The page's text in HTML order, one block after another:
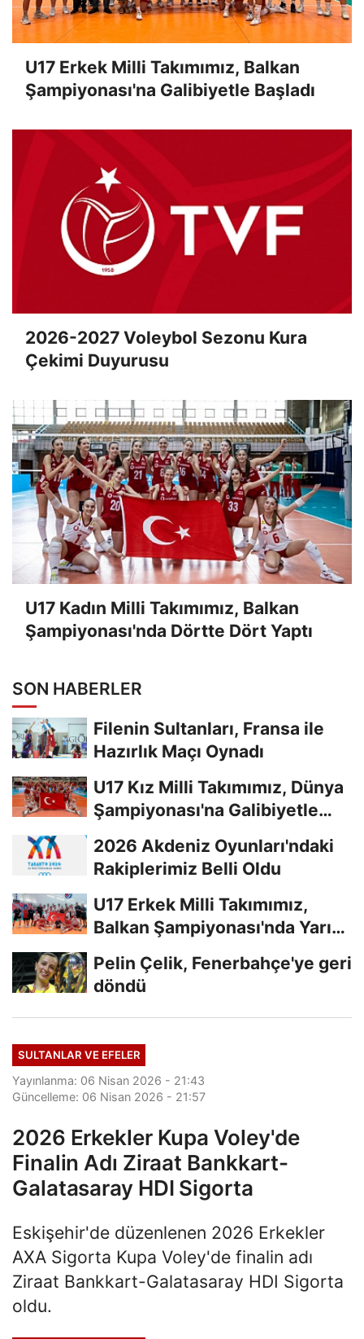
U17 Erkek Milli Takımımız, Balkan
Şampiyonası'na Galibiyetle Başladı
2026-2027 Voleybol Sezonu Kura
Çekimi Duyurusu
U17 Kadın Milli Takımımız, Balkan
Şampiyonası'nda Dörtte Dört Yaptı
SON HABERLER
Filenin Sultanları, Fransa ile
Hazırlık Maçı Oynadı
U17 Kız Milli Takımımız, Dünya
Şampiyonası'na Galibiyetle
2026 Akdeniz Oyunları'ndaki
Rakiplerimiz Belli Oldu
U17 Erkek Milli Takımımız,
Balkan Şampiyonası'nda Yarı
Pelin Çelik, Fenerbahçe'ye geri
döndü
SULTANLAR VE EFELER
Yayınlanma: 06 Nisan 2026 - 21:43
Güncelleme: 06 Nisan 2026 - 21:57
2026 Erkekler Kupa Voley'de
Finalin Adı Ziraat Bankkart-
Galatasaray HDI Sigorta
Eskişehir'de düzenlenen 2026 Erkekler
AXA Sigorta Kupa Voley'de finalin adı
Ziraat Bankkart-Galatasaray HDI Sigorta
oldu.